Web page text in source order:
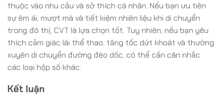
thuộc vào nhu cầu và sở thích cá nhân. Nếu bạn ưu tiên
sự êm ái, mượt mà và tiết kiệm nhiên liệu khi di chuyển
trong đô thị, CVT là lựa chọn tốt. Tuy nhiên, nếu bạn yêu
thích cảm giác lái thể thao, tăng tốc dứt khoát và thường
xuyên di chuyển đường đèo dốc, có thể cần cân nhắc
các loại hộp số khác.
Kết luận